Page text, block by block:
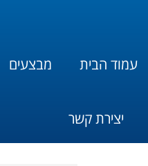
עמוד הבית מבצעים
יצירת קשר